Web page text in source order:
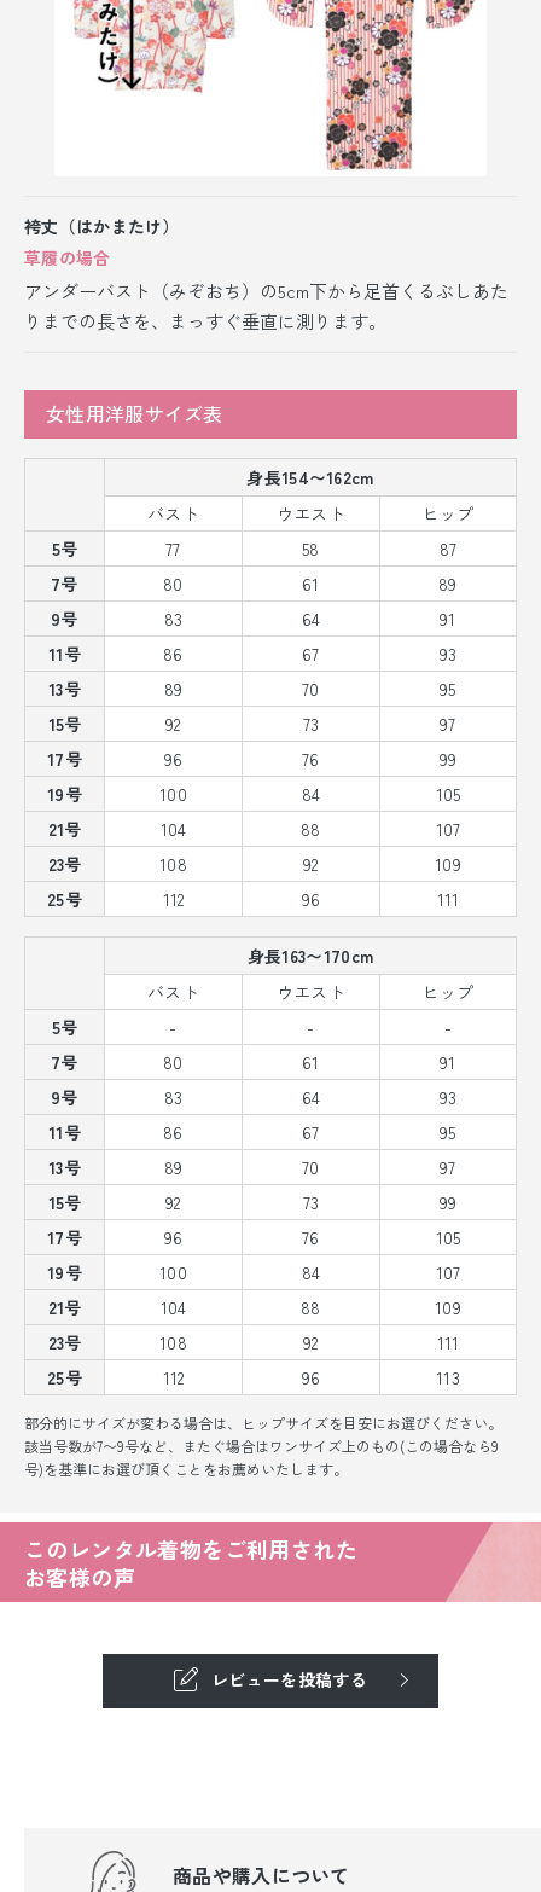
袴丈（はかまたけ）
草履の場合
アンダーバスト（みぞおち）の5cm下から足首くるぶしあた
りまでの長さを、まっすぐ垂直に測ります。
女性用洋服サイズ表
身長154〜162cm
バスト
ウエスト
ヒップ
5号
77 58
87
7号
80 61
89
9号
83 64
91
11号
86 67
93
13号
89 70
95
15号
92 73
97
17号
96 76
99
19号
100 84
105
21号
104 88
107
23号
108 92
109
25号
112 96 111
身長163〜170cm
バスト
ウエスト
ヒップ
5号
- -
-
7号
80 61
91
9号
83 64
93
11号
86 67
95
13号
89 70
97
15号
92 73
99
17号
96 76
105
19号
100 84
107
21号
104 88
109
23号
108 92
111
25号
112 96 113
部分的にサイズが変わる場合は、ヒップサイズを目安にお選びください。
該当号数が7〜9号など、またぐ場合はワンサイズ上のもの(この場合なら9
号)を基準にお選び頂くことをお薦めいたします。
このレンタル着物をご利用された
お客様の声
レビューを投稿する
商品や購入について